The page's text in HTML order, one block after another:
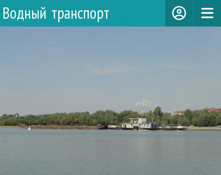
Водный транспорт